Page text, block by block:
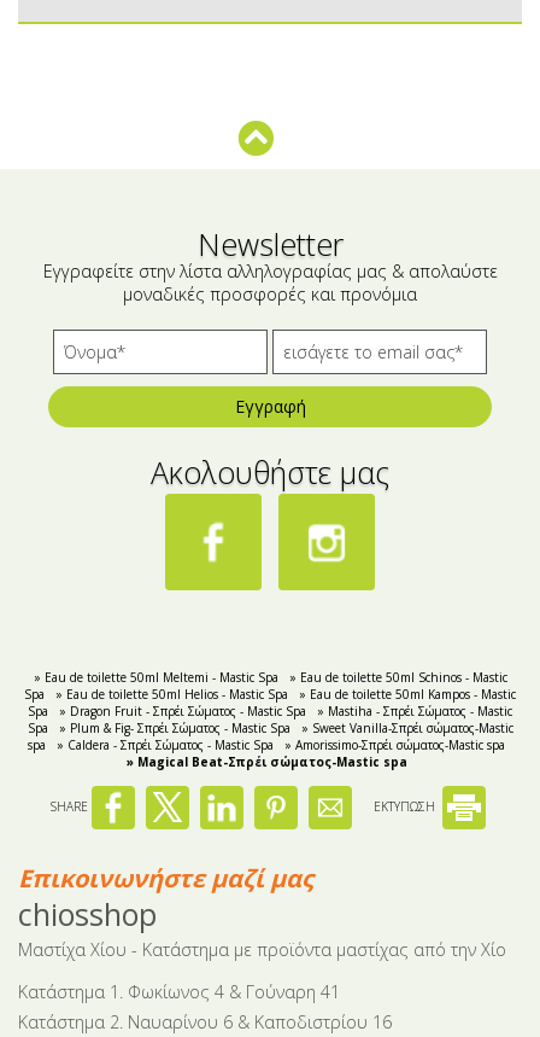
Μακιγιάζ
Ροφήματα
Αλάτι
Αλόη
Αλίπαστα Ψαρικά
Διάφορα
Newsletter
Εγγραφείτε στην λίστα αλληλογραφίας μας & απολαύστε
μοναδικές προσφορές και προνόμια
Εγγραφή
Ακολουθήστε μας
» Eau de toilette 50ml Meltemi - Mastic Spa
» Eau de toilette 50ml Schinos - Mastic
Spa
» Eau de toilette 50ml Helios - Mastic Spa
» Eau de toilette 50ml Kampos - Mastic
Spa
» Dragon Fruit - Σπρέι Σώματος - Mastic Spa
» Mastiha - Σπρέι Σώματος - Mastic
Spa
» Plum & Fig- Σπρέι Σώματος - Mastic Spa
» Sweet Vanilla-Σπρέι σώματος-Mastic
spa
» Caldera - Σπρέι Σώματος - Mastic Spa
» Amorissimo-Σπρέι σώματος-Mastic spa
» Magical Beat-Σπρέι σώματος-Mastic spa
SHARE ΕΚΤΥΠΩΣΗ
Επικοινωνήστε μαζί μας
chiosshop
Μαστίχα Χίου - Κατάστημα με προϊόντα μαστίχας από την Χίο
Κατάστημα 1. Φωκίωνος 4 & Γούναρη 41
Κατάστημα 2. Ναυαρίνου 6 & Καποδιστρίου 16